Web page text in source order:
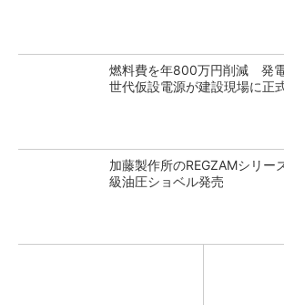
燃料費を年800万円削減 発
世代仮設電源が建設現場に正
加藤製作所のREGZAMシリー
級油圧ショベル発売